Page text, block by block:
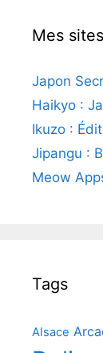
Mes sites
Japon
Haikyo :
Ikuzo :
Jipangu :
Meow
Tags
Alsace